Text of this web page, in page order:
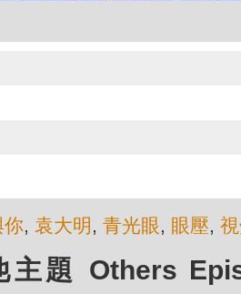
你, 袁大明 , 青光眼, 眼壓,
主題 Others